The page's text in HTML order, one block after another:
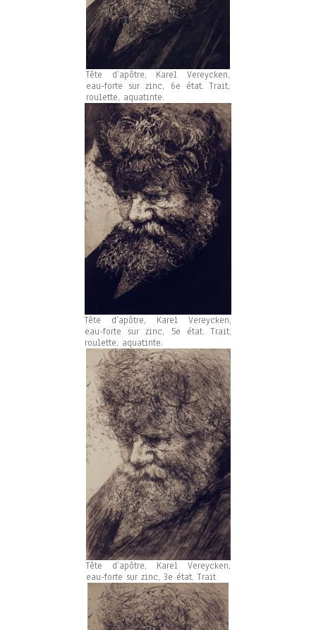
Tête d’apôtre, Karel Vereycken,
eau-forte sur zinc, 6e état. Trait,
roulette, aquatinte.
Tête d’apôtre, Karel Vereycken,
eau-forte sur zinc, 5e état. Trait,
roulette, aquatinte.
Tête d’apôtre, Karel Vereycken,
eau-forte sur zinc, 3e état. Trait